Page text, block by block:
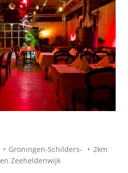
Groningen-Schilders-
en Zeeheldenwijk
2km